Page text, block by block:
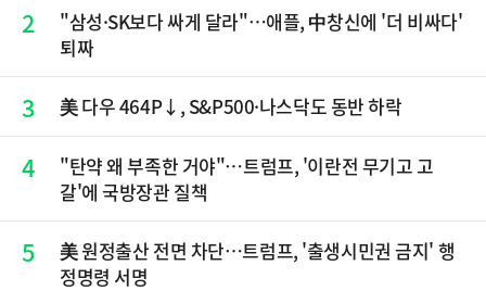
재점화, 김민석 "과반 승리 가능성 99%" 등
2
"삼성·SK보다 싸게 달라"…애플, 中창신에 '더 비싸다'
퇴짜
3 美 다우 464P↓, S&P500·나스닥도 동반 하락
4
"탄약 왜 부족한 거야"…트럼프, '이란전 무기고 고
갈'에 국방장관 질책
5
美 원정출산 전면 차단…트럼프, '출생시민권 금지' 행
정명령 서명